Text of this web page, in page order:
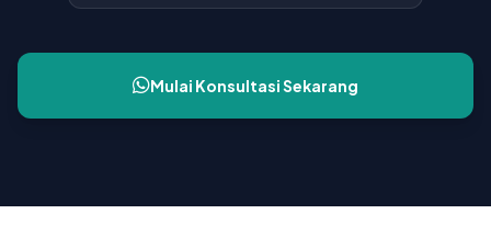
Mulai Konsultasi Sekarang